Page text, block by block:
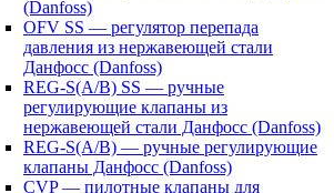
(Danfoss)
OFV SS — регулятор перепада
давления из нержавеющей стали
Данфосс (Danfoss)
REG-S(A/B) SS — ручные
регулирующие клапаны из
нержавеющей стали Данфосс (Danfoss)
REG-S(A/B) — ручные регулирующие
клапаны Данфосс (Danfoss)
CVP — пилотные клапаны для